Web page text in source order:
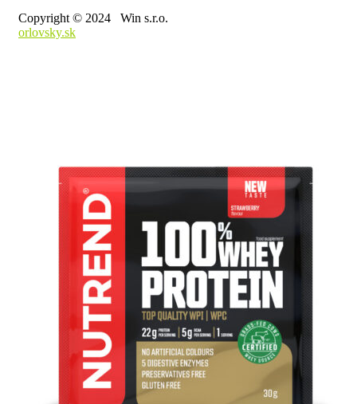
Copyright © 2024 Win s.r.o.
orlovsky.sk